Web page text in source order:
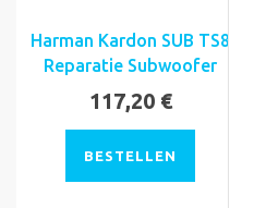
Harman Kardon SUB TS8
Reparatie Subwoofer
117,20 €
BESTELLEN